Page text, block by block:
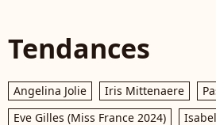
Tendances
Angelina Jolie Iris Mittenaere
Eve Gilles (Miss France 2024)